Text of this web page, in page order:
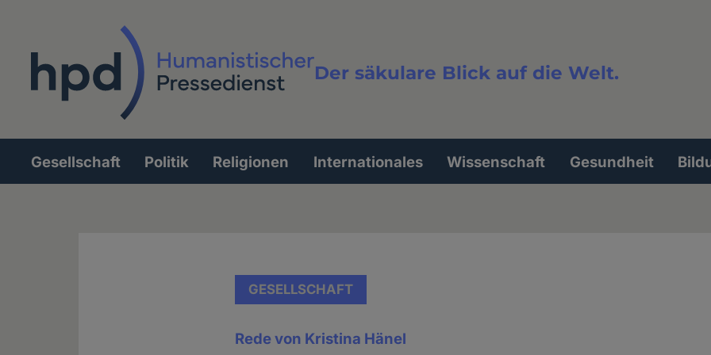
Der säkulare Blick auf die Welt.
Volltextsuche
Hauptnavigation
Gesellschaft Politik Religionen Internationales Wissenschaft Gesundheit
GESELLSCHAFT
Rede von Kristina Hänel